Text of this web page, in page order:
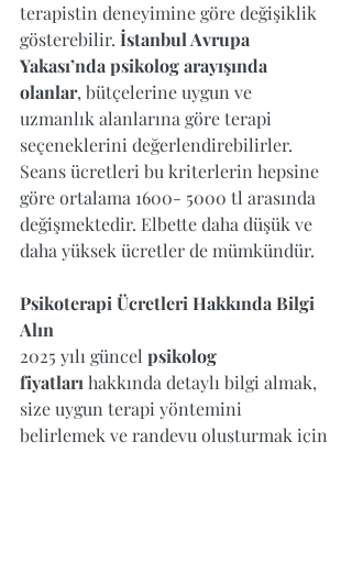
terapistin deneyimine göre değişiklik
gösterebilir. İstanbul Avrupa
Yakası’nda psikolog arayışında
olanlar, bütçelerine uygun ve
uzmanlık alanlarına göre terapi
seçeneklerini değerlendirebilirler.
Seans ücretleri bu kriterlerin hepsine
göre ortalama 1600- 5000 tl arasında
değişmektedir. Elbette daha düşük ve
daha yüksek ücretler de mümkündür.
Psikoterapi Ücretleri Hakkında Bilgi
Alın
2025 yılı güncel psikolog
fiyatları hakkında detaylı bilgi almak,
size uygun terapi yöntemini
belirlemek ve randevu oluşturmak için